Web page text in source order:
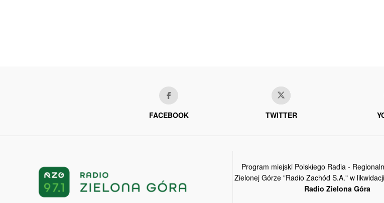
FACEBOOK TWITTER
Program miejski Polskiego Radia -
Zielonej Górze "Radio Zachód S.A." w
Radio Zielona Góra